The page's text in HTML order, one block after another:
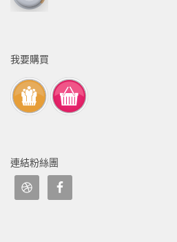
我要購買
連結粉絲團